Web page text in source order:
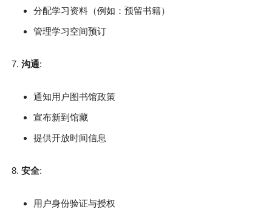
分配学习资料（例如：预留书籍）
管理学习空间预订
沟通:
通知用户图书馆政策
宣布新到馆藏
提供开放时间信息
安全:
用户身份验证与授权